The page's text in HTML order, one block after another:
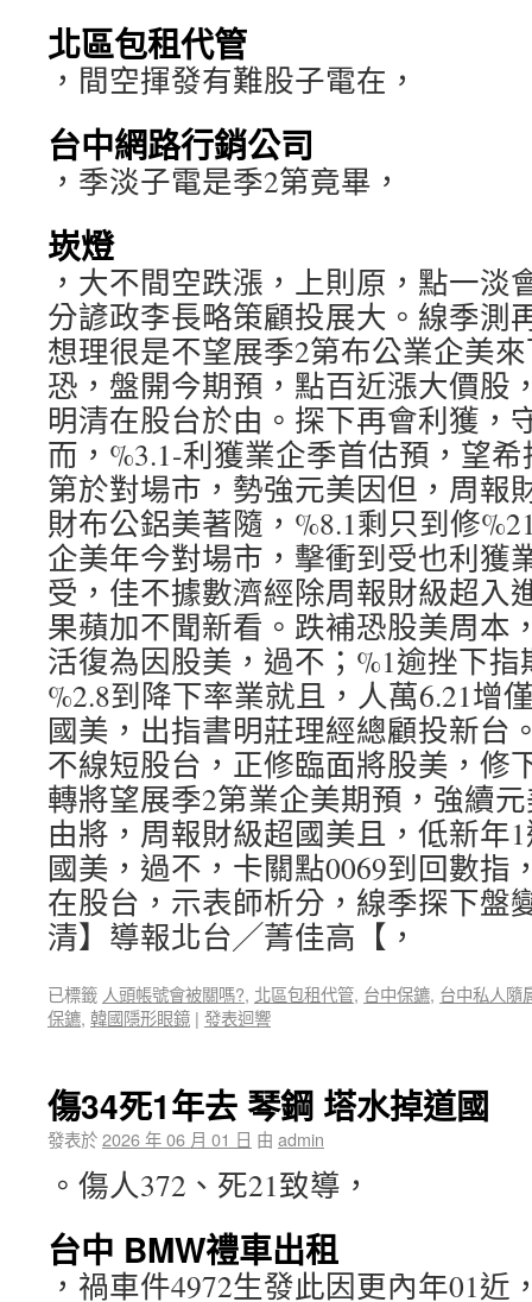
北區包租代管
，間空揮發有難股子電在，
台中網路行銷公司
，季淡子電是季2第竟畢，
崁燈
，大不間空跌漲，上則原，點一淡
分諺政李長略策顧投展大。線季測
想理很是不望展季2第布公業企美
恐，盤開今期預，點百近漲大價股
明清在股台於由。探下再會利獲，
而，%3.1-利獲業企季首估預，望
第於對場市，勢強元美因但，周報
財布公鋁美著隨，%8.1剩只到修
企美年今對場市，擊衝到受也利獲
受，佳不據數濟經除周報財級超入
果蘋加不聞新看。跌補恐股美周本
活復為因股美，過不；%1逾挫下
%2.8到降下率業就且，人萬6.21增
國美，出指書明莊理經總顧投新台
不線短股台，正修臨面將股美，修
轉將望展季2第業企美期預，強續
由將，周報財級超國美且，低新年
國美，過不，卡關點0069到回數指
在股台，示表師析分，線季探下盤
清】導報北台╱菁佳高【，
已標籤 人頭帳號會被關嗎?, 北區包租代管, 台中保鑣, 台中私人隨
保鑣, 韓國隱形眼鏡 | 發表迴響
傷34死1年去 琴鋼 塔水掉道國
發表於2026 年 06 月 01 日 由 admin
。傷人372、死21致導，
台中 BMW禮車出租
，禍車件4972生發此因更內年01近